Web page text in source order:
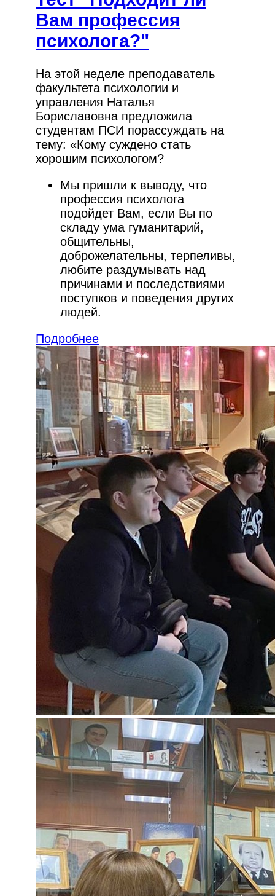
Вам профессия
психолога?"
На этой неделе преподаватель
факультета психологии и
управления Наталья
Бориславовна предложила
студентам ПСИ порассуждать на
тему: «Кому суждено стать
хорошим психологом?
Мы пришли к выводу, что
профессия психолога
подойдет Вам, если Вы по
складу ума гуманитарий,
общительны,
доброжелательны, терпеливы,
любите раздумывать над
причинами и последствиями
поступков и поведения других
людей.
Подробнее